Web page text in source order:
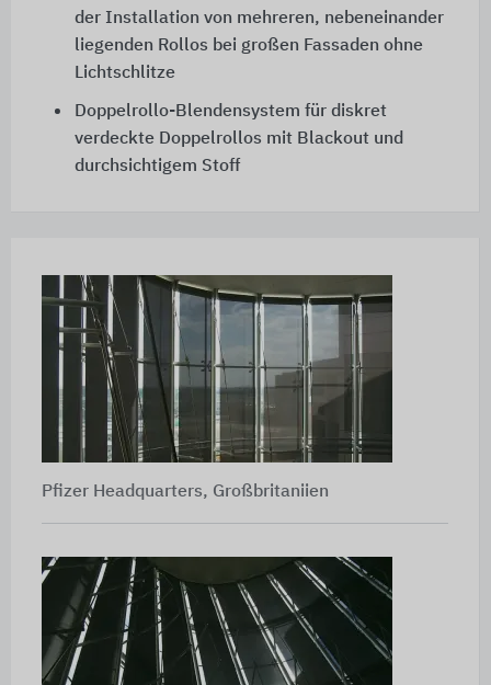
der Installation von mehreren, nebeneinander
liegenden Rollos bei großen Fassaden ohne
Lichtschlitze
Doppelrollo-Blendensystem für diskret
verdeckte Doppelrollos mit Blackout und
durchsichtigem Stoff
Pfizer Headquarters, Großbritaniien